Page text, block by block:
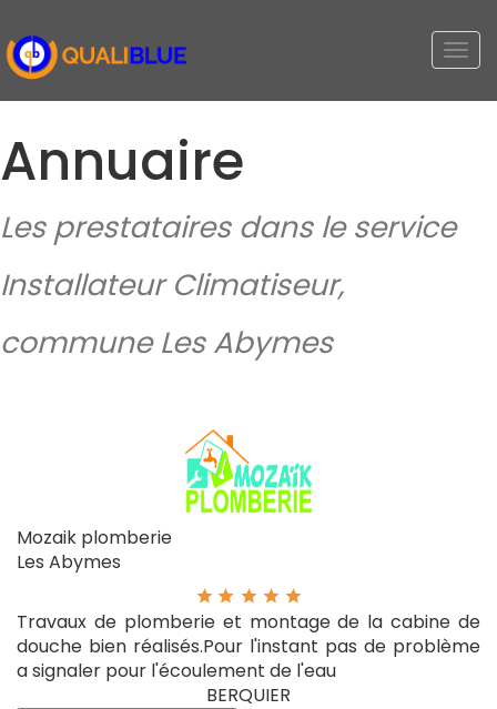
Annuaire
Les prestataires dans le service
Installateur Climatiseur,
commune Les Abymes
Mozaik plomberie
Les Abymes
Travaux de plomberie et montage de la cabine de
douche bien réalisés.Pour l'instant pas de problème
a signaler pour l'écoulement de l'eau
BERQUIER